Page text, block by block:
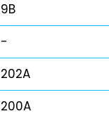
9B
-
202A
200A